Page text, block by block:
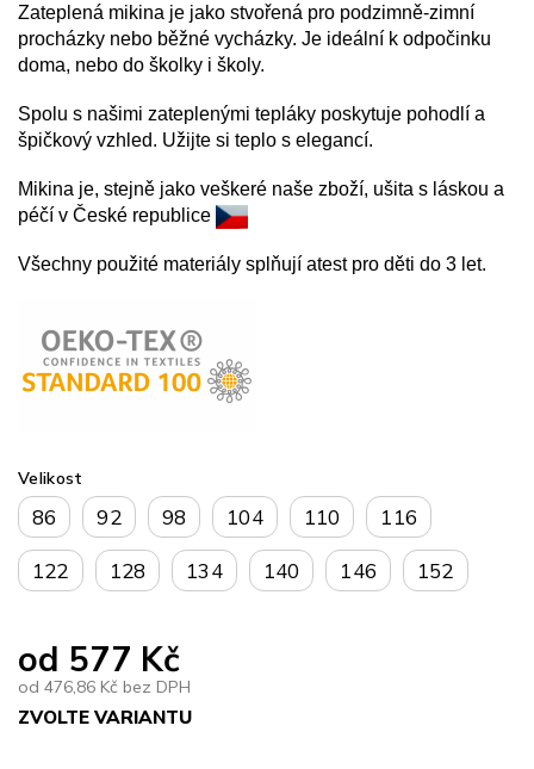
od 577 Kč
od 476,86 Kč bez DPH
ZVOLTE VARIANTU
Velikost
86 92 98 104 110 116
122 128 134 140 146 152
Zateplená mikina je jako stvořená pro podzimně-zimní
procházky nebo běžné vycházky. Je ideální k odpočinku
doma, nebo do školky i školy.
Spolu s našimi zateplenými tepláky poskytuje pohodlí a
špičkový vzhled. Užijte si teplo s elegancí.
Mikina je, stejně jako veškeré naše zboží, ušita s láskou a
péčí v České republice
Všechny použité materiály splňují atest pro děti do 3 let.